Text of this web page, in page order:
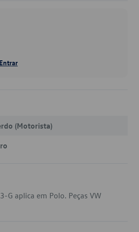
Entrar
(Motorista)
aplica em Polo. Peças VW